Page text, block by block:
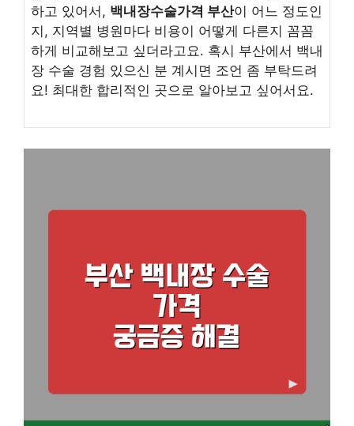
하고 있어서, 백내장수술가격 부산이 어느 정도인
지, 지역별 병원마다 비용이 어떻게 다른지 꼼꼼
하게 비교해보고 싶더라고요. 혹시 부산에서 백내
장 수술 경험 있으신 분 계시면 조언 좀 부탁드려
요! 최대한 합리적인 곳으로 알아보고 싶어서요.